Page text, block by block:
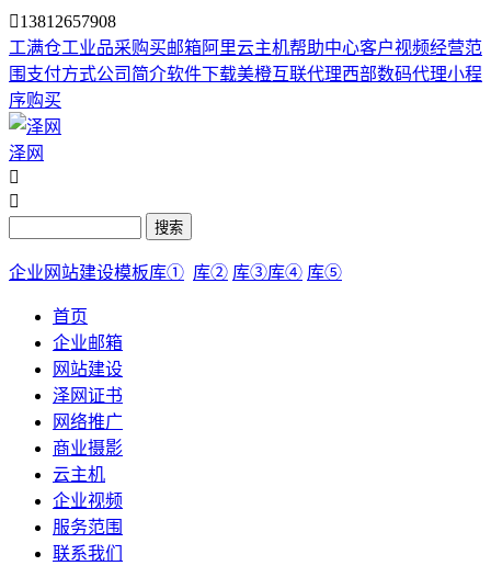
13812657908
工满仓工业品采购买邮箱阿里云主机帮助中心客户视频经营范
围 支付方式公司简介软件下载美橙互联代理西部数码代理小程
序购买
泽网


搜索
企业网站建设模板库① 库② 库③库④ 库⑤
首页
企业邮箱
网站建设
泽网证书
网络推广
商业摄影
云主机
企业视频
服务范围
联系我们